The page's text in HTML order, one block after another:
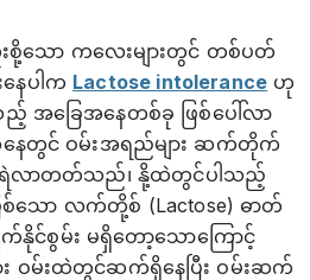
သော ကလေးများတွင် တစ်ပတ်
ေပါက Lactose intolerance ဟု
အခြေအနေတစ်ခု ဖြစ်ပေါ်လာ
တွင် ဝမ်းအရည်များ ဆက်တိုက်
နီရဲလာတတ်သည်၊ နို့ထဲတွင်ပါသည့်
စ်သော လက်တို့စ် (Lactose) ဓာတ်
နိုင်စွမ်း မရှိတော့သောကြောင့်
ဝမ်းထဲတွင်ဆက်ရှိနေပြီး ဝမ်းဆက်